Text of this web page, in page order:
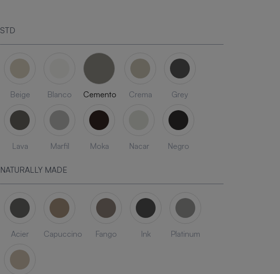
STD
Beige Blanco Cemento Crema Grey
Lava Marfil Moka Nacar Negro
NATURALLY MADE
Acier Capuccino Fango Ink Platinum